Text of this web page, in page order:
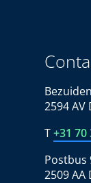
2594 AV
T+31 70
Postbus
2509 AA